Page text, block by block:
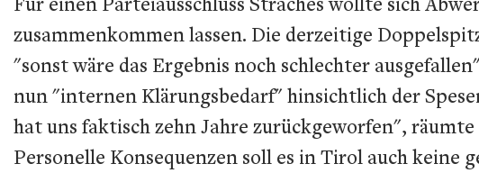
zusammenkommen lassen. Die derzeitige
"sonst wäre das Ergebnis noch schlechter
nun "internen Klärungsbedarf" hinsichtlich der
hat uns faktisch zehn Jahre zurückgeworfen",
Personelle Konsequenzen soll es in Tirol auch keine